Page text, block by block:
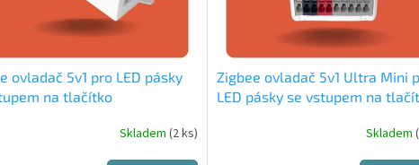
ovladač 5v1 pro LED pásky
na tlačítko
Skladem (2 ks)
Zigbee ovladač 5v1 Ultra Mini
LED pásky se vstupem na
Skladem